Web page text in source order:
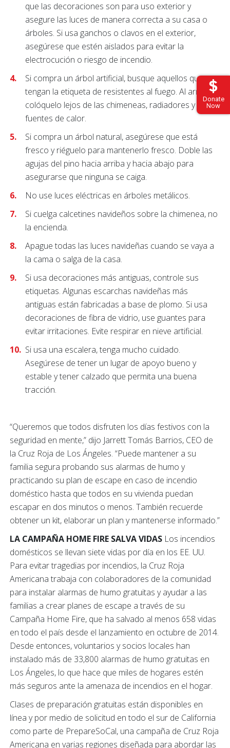
Donate
Now
que las decoraciones son para uso exterior y
asegure las luces de manera correcta a su casa o
árboles. Si usa ganchos o clavos en el exterior,
asegúrese que estén aislados para evitar la
electrocución o riesgo de incendio.
Si compra un árbol artificial, busque aquellos que
tengan la etiqueta de resistentes al fuego. Al armarlo,
colóquelo lejos de las chimeneas, radiadores y otras
fuentes de calor.
Si compra un árbol natural, asegúrese que está
fresco y riéguelo para mantenerlo fresco. Doble las
agujas del pino hacia arriba y hacia abajo para
asegurarse que ninguna se caiga.
No use luces eléctricas en árboles metálicos.
Si cuelga calcetines navideños sobre la chimenea, no
la encienda.
Apague todas las luces navideñas cuando se vaya a
la cama o salga de la casa.
Si usa decoraciones más antiguas, controle sus
etiquetas. Algunas escarchas navideñas más
antiguas están fabricadas a base de plomo. Si usa
decoraciones de fibra de vidrio, use guantes para
evitar irritaciones. Evite respirar en nieve artificial.
Si usa una escalera, tenga mucho cuidado.
Asegúrese de tener un lugar de apoyo bueno y
estable y tener calzado que permita una buena
tracción.
“Queremos que todos disfruten los días festivos con la
seguridad en mente,” dijo Jarrett Tomás Barrios, CEO de
la Cruz Roja de Los Ángeles. “Puede mantener a su
familia segura probando sus alarmas de humo y
practicando su plan de escape en caso de incendio
doméstico hasta que todos en su vivienda puedan
escapar en dos minutos o menos. También recuerde
obtener un kit, elaborar un plan y mantenerse informado.”
LA CAMPAÑA HOME FIRE SALVA VIDAS Los incendios
domésticos se llevan siete vidas por día en los EE. UU.
Para evitar tragedias por incendios, la Cruz Roja
Americana trabaja con colaboradores de la comunidad
para instalar alarmas de humo gratuitas y ayudar a las
familias a crear planes de escape a través de su
Campaña Home Fire, que ha salvado al menos 658 vidas
en todo el país desde el lanzamiento en octubre de 2014.
Desde entonces, voluntarios y socios locales han
instalado más de 33,800 alarmas de humo gratuitas en
Los Ángeles, lo que hace que miles de hogares estén
más seguros ante la amenaza de incendios en el hogar.
Clases de preparación gratuitas están disponibles en
línea y por medio de solicitud en todo el sur de California
como parte de PrepareSoCal, una campaña de Cruz Roja
Americana en varias regiones diseñada para abordar las